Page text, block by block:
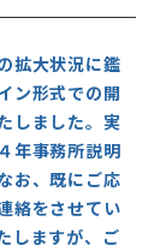
拡大状況に鑑
ン形式での開
しました。実
年事務所説明
お、既にご応
絡をさせてい
しますが、ご